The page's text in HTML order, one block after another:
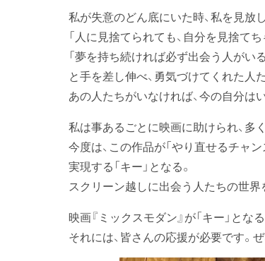
私が失意のどん底にいた時、私を見放
「人に見捨てられても、自分を見捨てち
「夢を持ち続ければ必ず出会う人がい
と手を差し伸べ、勇気づけてくれた人
あの人たちがいなければ、今の自分は
私は事あるごとに映画に助けられ、多
今度は、この作品が「やり直せるチャ
実現する「キー」となる。
スクリーン越しに出会う人たちの世界
映画『ミックスモダン』が「キー」と
それには、皆さんの応援が必要です。